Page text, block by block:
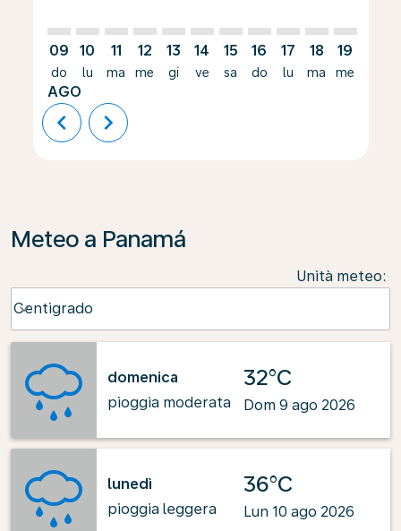
09
do
AGO
10
lu
11
ma
12
me
13
gi
14
ve
15
sa
16
do
17
lu
18
ma
19
me
chevron_left chevron_right
Meteo a Panamá
Unità meteo:
Centigrado
keyboard_arrow_down
domenica
pioggia moderata
32°C
Dom 9 ago 2026
lunedì
pioggia leggera
36°C
Lun 10 ago 2026